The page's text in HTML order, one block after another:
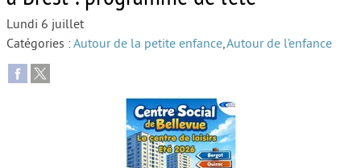
Autour de l’enfance
Autour de la jeunesse
Protéger les enfants
Face au handicap
Lundi 6 juillet
Catégories :Autour de la petite enfance,Autour de l’enfance